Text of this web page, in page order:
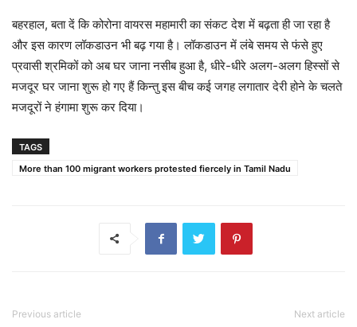
बहरहाल, बता दें कि कोरोना वायरस महामारी का संकट देश में बढ़ता ही जा रहा है
और इस कारण लॉकडाउन भी बढ़ गया है। लॉकडाउन में लंबे समय से फंसे हुए
प्रवासी श्रमिकों को अब घर जाना नसीब हुआ है, धीरे-धीरे अलग-अलग हिस्सों से
मजदूर घर जाना शुरू हो गए हैं किन्तु इस बीच कई जगह लगातार देरी होने के चलते
मजदूरों ने हंगामा शुरू कर दिया।
TAGS
More than 100 migrant workers protested fiercely in Tamil Nadu
Previous article Next article